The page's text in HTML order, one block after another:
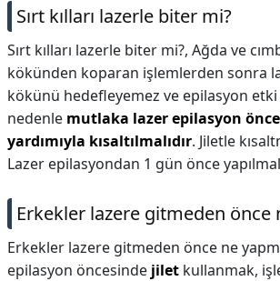
Sırt kılları lazerle biter mi?
Sırt kılları lazerle biter mi?, Ağda ve
kökünden koparan işlemlerden sonra
kökünü hedefleyemez ve epilasyon etki
nedenle mutlaka lazer epilasyon
yardımıyla kısaltılmalıdır. Jiletle
Lazer epilasyondan 1 gün önce
Erkekler lazere gitmeden önce
Erkekler lazere gitmeden önce ne
epilasyon öncesinde jilet kullanmak,